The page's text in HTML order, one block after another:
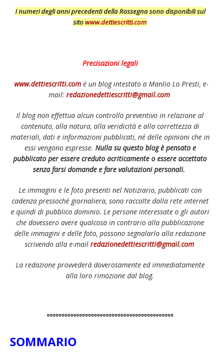
I numeri degli anni precedenti della Rassegna sono disponibili sul
sitowww.dettiescritti.com
Precisazioni legali
www.dettiescritti.comè un blog intestato a Manlio Lo Presti, e-
mail: redazionedettiescritti@gmail.com
Il blog non effettua alcun controllo preventivo in relazione al
contenuto, alla natura, alla veridicità e alla correttezza di
materiali, dati e informazioni pubblicati, né delle opinioni che in
essi vengono espresse. Nulla su questo blog è pensato e
pubblicato per essere creduto acriticamente o essere accettato
senza farsi domande e fare valutazioni personali.
Le immagini e le foto presenti nel Notiziario, pubblicati con
cadenza pressoché giornaliera, sono raccolte dalla rete internet
e quindi di pubblico dominio. Le persone interessate o gli autori
che dovessero avere qualcosa in contrario alla pubblicazione
delle immagini e delle foto, possono segnalarlo alla redazione
scrivendo alla e-mail redazionedettiescritti@gmail.com
La redazione provvederà doverosamente ed immediatamente
alla loro rimozione dal blog.
°°°°°°°°°°°°°°°°°°°°°°°°°°°°°°°°°°°°°°°°°°°
SOMMARIO